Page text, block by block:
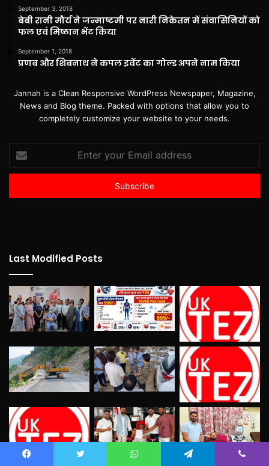
September 3, 2018
बेबी रानी मौर्य ने जन्माष्टमी पर नारी निकेतन में संवासिनियों को
फल एवं मिष्ठान भेंट किया
September 1, 2018
प्रणब और शिबनाथ ने कपल इवेंट का गोल्ड अपने नाम किया
Jannah is a Clean Responsive WordPress Newspaper, Magazine,
News and Blog theme. Packed with options that allow you to
completely customize your website to your needs.
Enter
your
Email
Last Modified Posts